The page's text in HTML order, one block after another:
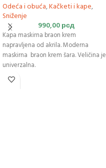
Odeća i obuća,Kačketi i kape,
Sniženje
990,00рсд
Kapa maskirna braon krem
napravljena od akrila. Moderna
maskirna braon krem šara. Veličina je
univerzalna.